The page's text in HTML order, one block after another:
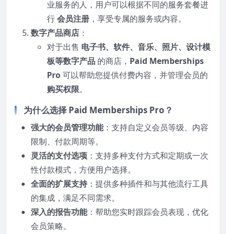
业服务的人，用户可以根据不同的服务套餐进
行会员注册 ，享受专属的服务或内容。
数字产品商店 ：
对于出售 电子书、软件、音乐、照片、设计模
板等数字产品 的商店， Paid Memberships
Pro可以帮助您提供付费内容，并管理会员的
购买权限。
为什么选择 Paid Memberships Pro ？
强大的会员管理功能：支持自定义会员等级、内容
限制、付款周期等。
灵活的支付选项 ：支持多种支付方式和定期或一次
性付款模式，方便用户选择。
全面的扩展支持 ：提供多种插件和与其他流行工具
的集成，满足不同需求。
深入的报告功能：帮助您实时跟踪会员表现，优化
会员策略。